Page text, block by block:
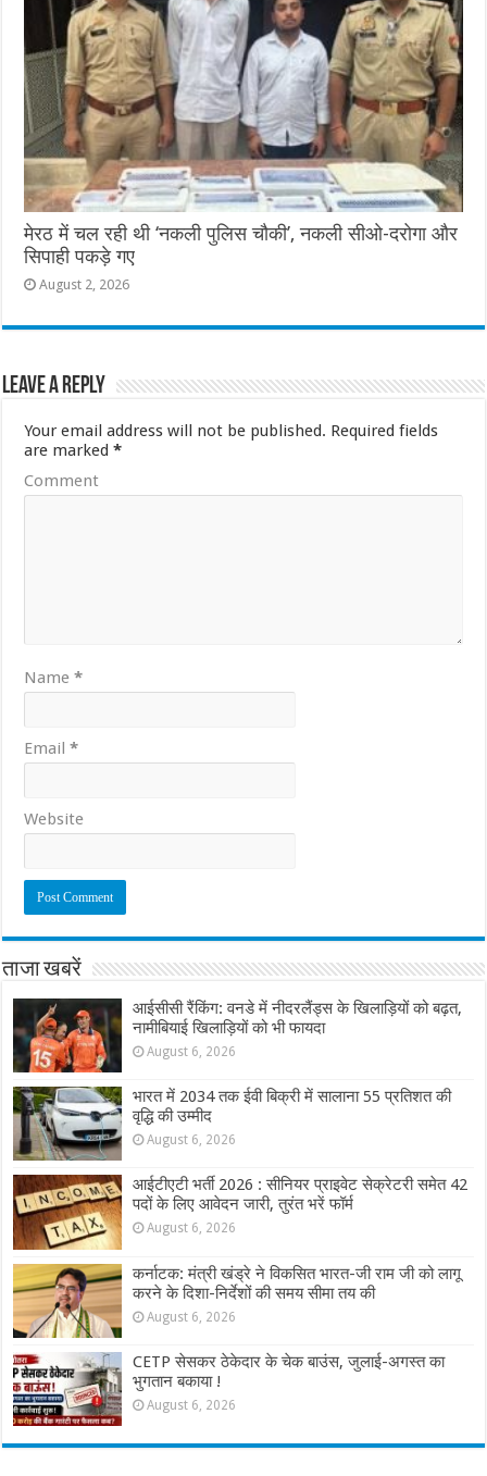
मेरठ में चल रही थी ‘नकली पुलिस चौकी’, नकली सीओ-दरोगा और
सिपाही पकड़े गए
August 2, 2026
Leave a Reply
Your email address will not be published. Required fields
are marked*
Comment
Name*
Email*
Website
ताजा खबरें
आईसीसी रैंकिंग: वनडे में नीदरलैंड्स के खिलाड़ियों को बढ़त,
नामीबियाई खिलाड़ियों को भी फायदा
August 6, 2026
भारत में 2034 तक ईवी बिक्री में सालाना 55 प्रतिशत की
वृद्धि की उम्मीद
August 6, 2026
आईटीएटी भर्ती 2026 : सीनियर प्राइवेट सेक्रेटरी समेत 42
पदों के लिए आवेदन जारी, तुरंत भरें फॉर्म
August 6, 2026
कर्नाटक: मंत्री खंड्रे ने विकसित भारत-जी राम जी को लागू
करने के दिशा-निर्देशों की समय सीमा तय की
August 6, 2026
CETP सेसकर ठेकेदार के चेक बाउंस, जुलाई-अगस्त का
भुगतान बकाया !
August 6, 2026